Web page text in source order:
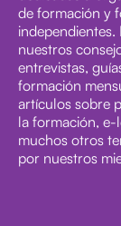
de formación y
independientes.
nuestros
entrevistas,
formación
artículos sobre
la formación, e-
muchos otros
por nuestros